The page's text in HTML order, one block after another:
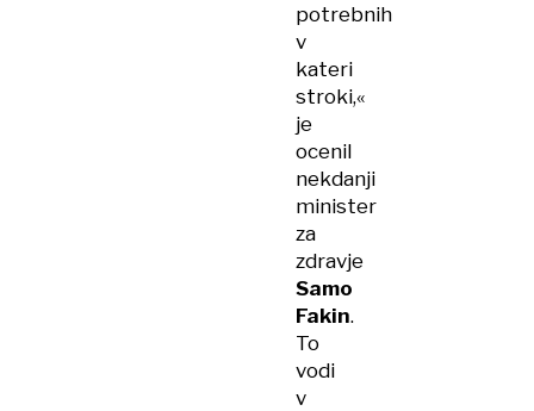
potrebnih
v
kateri
stroki,«
je
ocenil
nekdanji
minister
za
zdravje
Samo
Fakin.
To
vodi
v